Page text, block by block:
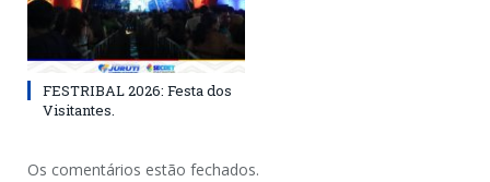
FESTRIBAL 2026: Festa dos
Visitantes.
Os comentários estão fechados.